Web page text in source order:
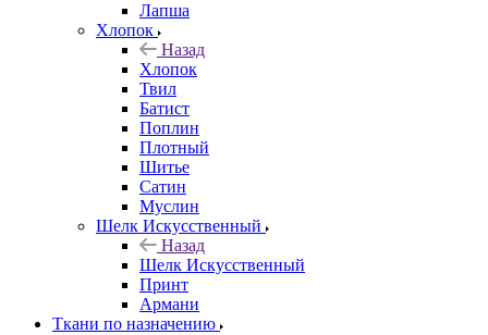
Лапша
Хлопок
Назад
Хлопок
Твил
Батист
Поплин
Плотный
Шитье
Сатин
Муслин
Шелк Искусственный
Назад
Шелк Искусственный
Принт
Армани
Ткани по назначению